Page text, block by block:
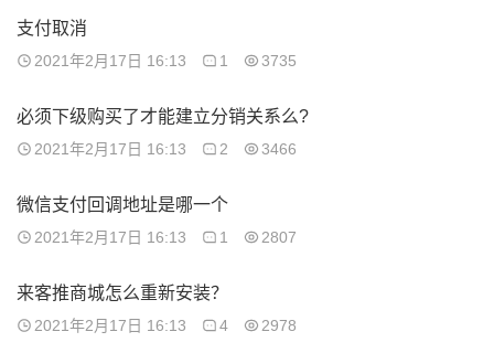
支付取消
2021年2月17日 16:13 1 3735
必须下级购买了才能建立分销关系么?
2021年2月17日 16:13 2 3466
微信支付回调地址是哪一个
2021年2月17日 16:13 1 2807
来客推商城怎么重新安装？
2021年2月17日 16:13 4 2978